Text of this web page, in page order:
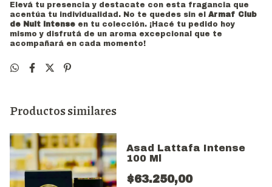
Elevá tu presencia y destacate con esta fragancia que
acentúa tu individualidad. No te quedes sin el Armaf Club
de Nuit Intense en tu colección. ¡Hacé tu pedido hoy
mismo y disfrutá de un aroma excepcional que te
acompañará en cada momento!
Productos similares
Asad Lattafa Intense
100 Ml
$63.250,00